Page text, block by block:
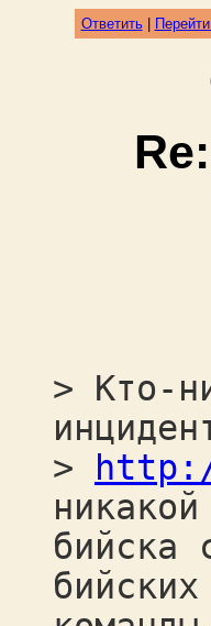
Ответить|
> Кто-
>
бийска